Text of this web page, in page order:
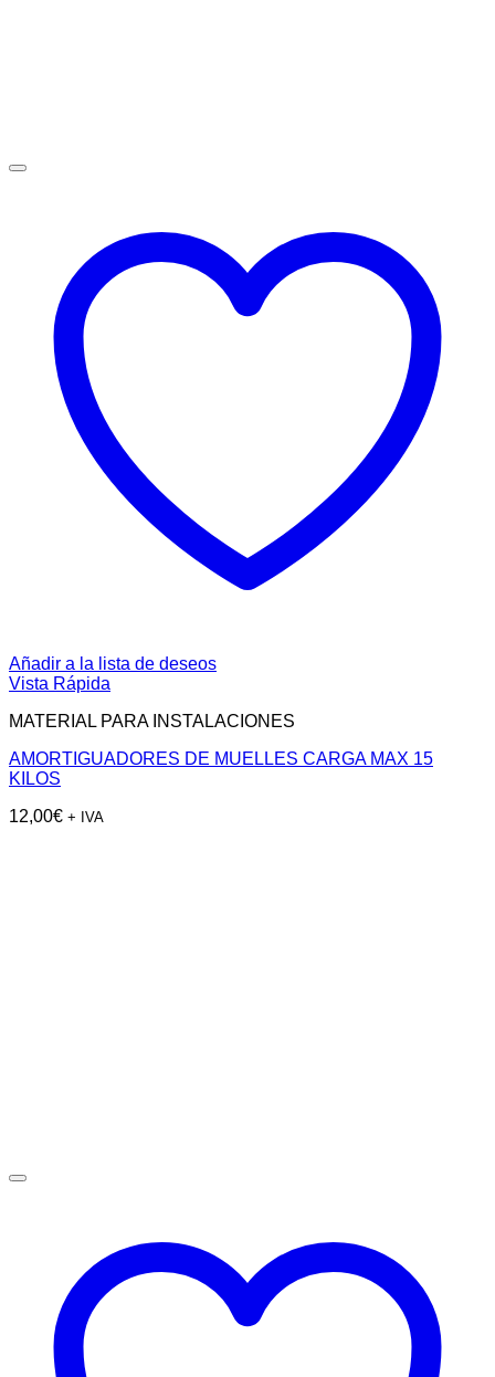
Añadir a la lista de deseos
Vista Rápida
MATERIAL PARA INSTALACIONES
AMORTIGUADORES DE MUELLES CARGA MAX 15
KILOS
12,00€ + IVA